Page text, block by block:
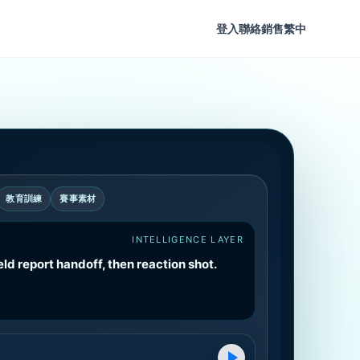
登入聯絡銷售繁中
教育訓練 賽事素材
INTELLIGENCE LAYER
report handoff, then reaction shot.